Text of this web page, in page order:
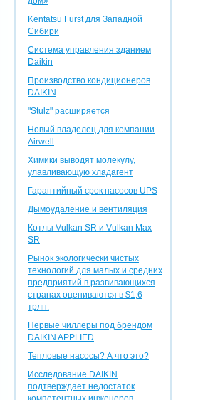
Kentatsu Furst для Западной
Сибири
Система управления зданием
Daikin
Производство кондиционеров
DAIKIN
"Stulz" расширяется
Новый владелец для компании
Airwell
Химики выводят молекулу,
улавливающую хладагент
Гарантийный срок насосов UPS
Дымоудаление и вентиляция
Котлы Vulkan SR и Vulkan Max
SR
Рынок экологически чистых
технологий для малых и средних
предприятий в развивающихся
странах оцениваются в $1,6
трлн.
Первые чиллеры под брендом
DAIKIN APPLIED
Тепловые насосы? А что это?
Исследование DAIKIN
подтверждает недостаток